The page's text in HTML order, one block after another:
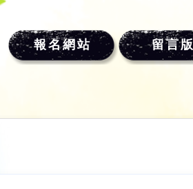
報名網站 留言版